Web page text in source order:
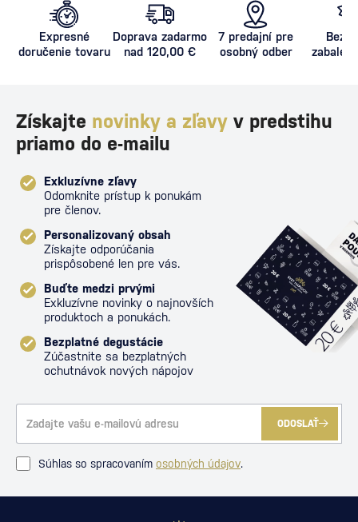
Expresné
doručenie tovaru
Doprava zadarmo
nad 120,00 €
7 predajní pre
osobný odber
Získajte novinky a zľavy v predstihu
priamo do e-mailu
Exkluzívne zľavy
Odomknite prístup k ponukám
pre členov.
Personalizovaný obsah
Získajte odporúčania
prispôsobené len pre vás.
Buďte medzi prvými
Exkluzívne novinky o najnovších
produktoch a ponukách.
Bezplatné degustácie
Zúčastnite sa bezplatných
ochutnávok nových nápojov
ODOSLAŤ
Súhlas so spracovaním osobných údajov.